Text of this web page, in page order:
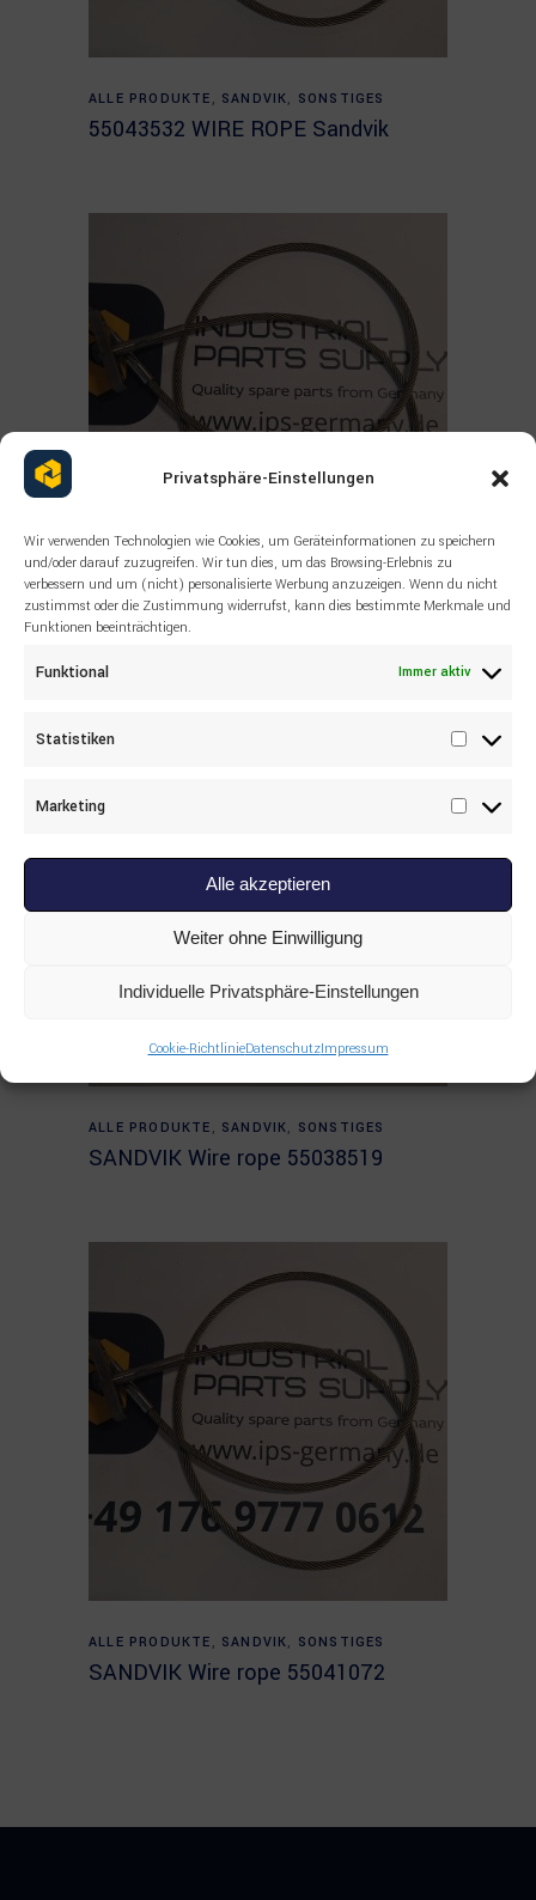
Privatsphäre-Einstellungen
Wir verwenden Technologien wie Cookies, um Geräteinformationen zu speichern
und/oder darauf zuzugreifen. Wir tun dies, um das Browsing-Erlebnis zu
verbessern und um (nicht) personalisierte Werbung anzuzeigen. Wenn du nicht
zustimmst oder die Zustimmung widerrufst, kann dies bestimmte Merkmale und
Funktionen beeinträchtigen.
Funktional Immer aktiv
Statistiken
Marketing
Alle akzeptieren
Weiter ohne Einwilligung
Individuelle Privatsphäre-Einstellungen
Cookie-RichtlinieDatenschutzImpressum
Read more
ALLE PRODUKTE , SANDVIK, SONSTIGES
55043532 WIRE ROPE Sandvik
Read more
ALLE PRODUKTE ,SANDVIK,SONSTIGES
SANDVIK Wire rope 55038494
Read more
ALLE PRODUKTE , SANDVIK, SONSTIGES
SANDVIK Wire rope 55038519
Read more
ALLE PRODUKTE , SANDVIK, SONSTIGES
SANDVIK Wire rope 55041072